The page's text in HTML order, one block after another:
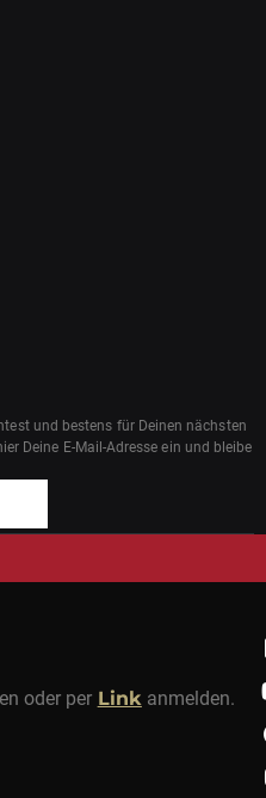
und bestens für Deinen nächsten
Deine E-Mail-Adresse ein und bleibe
oder per Link anmelden.